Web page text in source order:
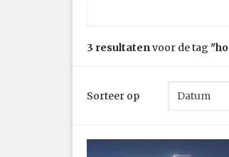
3 resultatenvoor de tag
Sorteer op